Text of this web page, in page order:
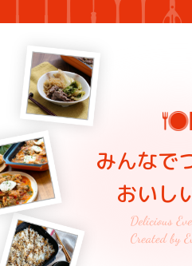
みんなで
おいし